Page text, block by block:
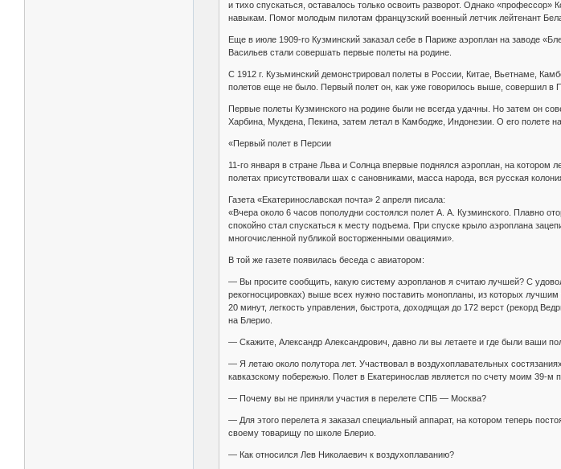
и тихо спускаться, оставалось только освоить разворот. Однако
навыкам. Помог молодым пилотам французский военный летчик лейтенант
Еще в июле 1909-го Кузминский заказал себе в Париже аэроплан на заводе
Васильев стали совершать первые полеты на родине.
С 1912 г. Кузьминский демонстрировал полеты в России, Китае, Вьетнаме,
полетов еще не было. Первый полет он, как уже говорилось выше, совершил в
Первые полеты Кузминского на родине были не всегда удачны. Но затем он
Харбина, Мукдена, Пекина, затем летал в Камбодже, Индонезии. О его полете
«Первый полет в Персии
11-го января в стране Льва и Солнца впервые поднялся аэроплан, на котором
полетах присутствовали шах с сановниками, масса народа, вся русская
Газета «Екатеринославская почта» 2 апреля писала:
«Вчера около 6 часов пополудни состоялся полет А. А. Кузминского. Плавно
спокойно стал спускаться к месту подъема. При спуске крыло аэроплана
многочисленной публикой восторженными овациями».
В той же газете появилась беседа с авиатором:
— Вы просите сообщить, какую систему аэропланов я считаю лучшей? С
рекогносцировках) выше всех нужно поставить монопланы, из которых
20 минут, легкость управления, быстрота, доходящая до 172 верст (рекорд
на Блерио.
— Скажите, Александр Александрович, давно ли вы летаете и где были ваши
— Я летаю около полутора лет. Участвовал в воздухоплавательных
кавказскому побережью. Полет в Екатеринослав является по счету моим 39-м
— Почему вы не приняли участия в перелете СПБ — Москва?
— Для этого перелета я заказал специальный аппарат, на котором теперь
своему товарищу по школе Блерио.
— Как относился Лев Николаевич к воздухоплаванию?